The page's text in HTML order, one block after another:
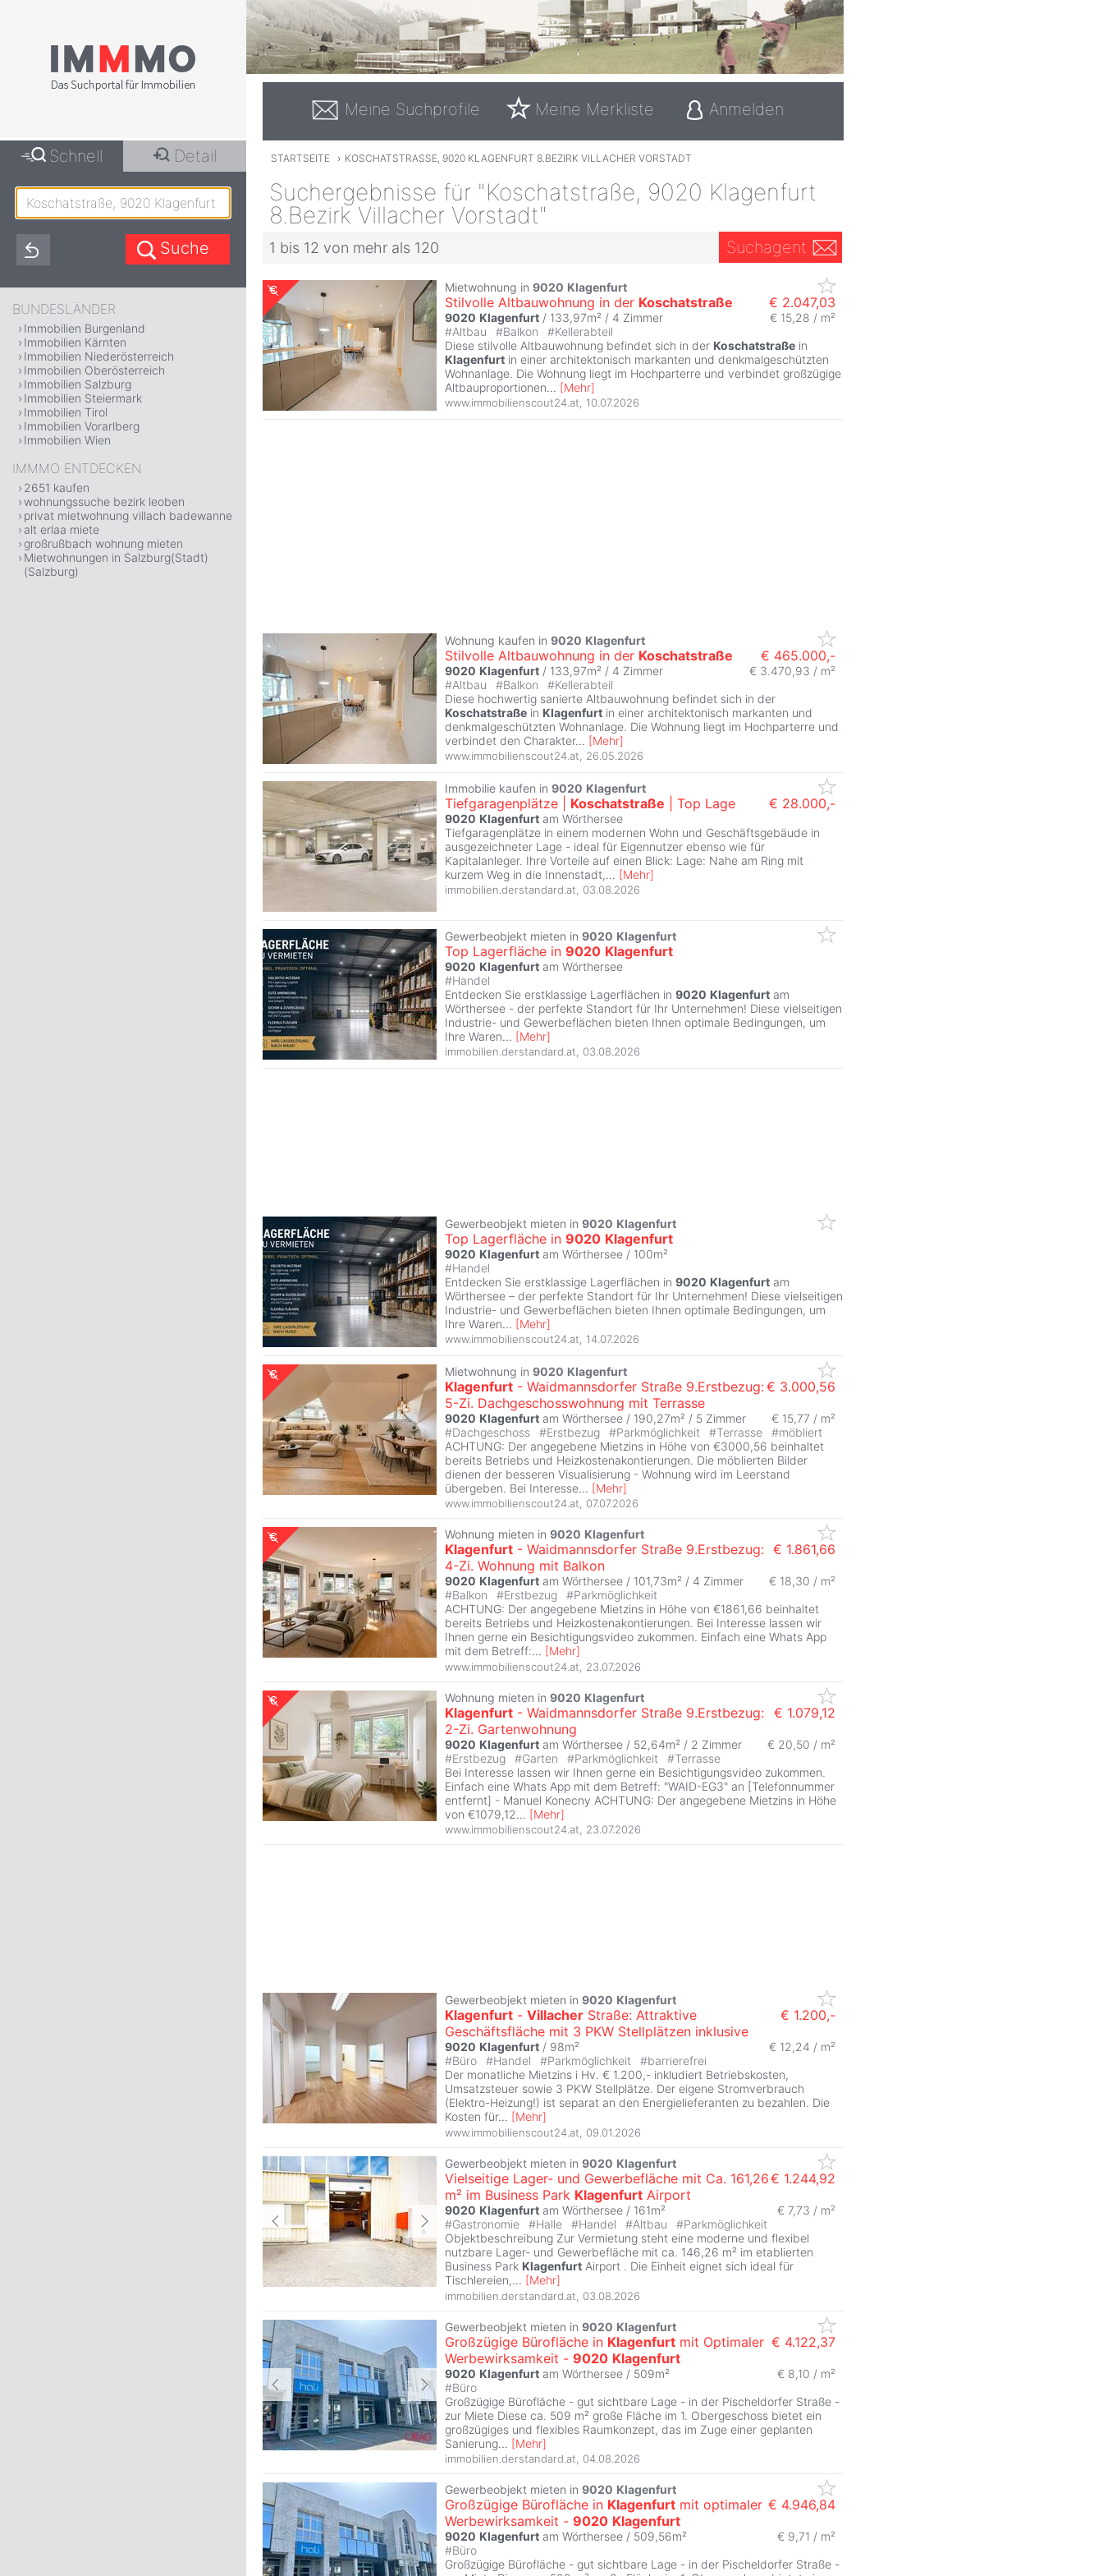
Meine Suchprofile Meine Merkliste Anmelden
STARTSEITE › KOSCHATSTRASSE, 9020 KLAGENFURT 8.BEZIRK VILLACHER VORSTADT
Suchergebnisse für "Koschatstraße, 9020 Klagenfurt
8.Bezirk Villacher Vorstadt"
1 bis 12 von mehr als 120 Suchagent
Mietwohnung in 9020 Klagenfurt
Stilvolle Altbauwohnung in der Koschatstraße € 2.047,03
9020 Klagenfurt / 133,97m² / 4 Zimmer
€ 15,28 / m²
#Altbau #Balkon #Kellerabteil
Diese stilvolle Altbauwohnung befindet sich in der Koschatstraße in
Klagenfurt in einer architektonisch markanten und denkmalgeschützten
Wohnanlage. Die Wohnung liegt im Hochparterre und verbindet großzügige
Altbauproportionen... [Mehr]
www.immobilienscout24.at 10.07.2026
Wohnung kaufen in 9020 Klagenfurt
Stilvolle Altbauwohnung in der Koschatstraße € 465.000,-
9020 Klagenfurt / 133,97m² / 4 Zimmer
€ 3.470,93 / m²
#Altbau #Balkon #Kellerabteil
Diese hochwertig sanierte Altbauwohnung befindet sich in der
Koschatstraße in Klagenfurt in einer architektonisch markanten und
denkmalgeschützten Wohnanlage. Die Wohnung liegt im Hochparterre und
verbindet den Charakter... [Mehr]
www.immobilienscout24.at 26.05.2026
Immobilie kaufen in 9020 Klagenfurt
Tiefgaragenplätze | Koschatstraße | Top Lage € 28.000,-
9020 Klagenfurt am Wörthersee
Tiefgaragenplätze in einem modernen Wohn und Geschäftsgebäude in
ausgezeichneter Lage - ideal für Eigennutzer ebenso wie für
Kapitalanleger. Ihre Vorteile auf einen Blick: Lage: Nahe am Ring mit
kurzem Weg in die Innenstadt,... [Mehr]
immobilien.derstandard.at 03.08.2026
Gewerbeobjekt mieten in 9020 Klagenfurt
Top Lagerfläche in 9020 Klagenfurt
9020 Klagenfurt am Wörthersee
#Handel
Entdecken Sie erstklassige Lagerflächen in 9020 Klagenfurt am
Wörthersee - der perfekte Standort für Ihr Unternehmen! Diese vielseitigen
Industrie- und Gewerbeflächen bieten Ihnen optimale Bedingungen, um
Ihre Waren... [Mehr]
immobilien.derstandard.at 03.08.2026
Gewerbeobjekt mieten in 9020 Klagenfurt
Top Lagerfläche in 9020 Klagenfurt
9020 Klagenfurt am Wörthersee / 100m²
#Handel
Entdecken Sie erstklassige Lagerflächen in 9020 Klagenfurt am
Wörthersee – der perfekte Standort für Ihr Unternehmen! Diese vielseitigen
Industrie- und Gewerbeflächen bieten Ihnen optimale Bedingungen, um
Ihre Waren... [Mehr]
www.immobilienscout24.at 14.07.2026
Mietwohnung in 9020 Klagenfurt
Klagenfurt - Waidmannsdorfer Straße 9.Erstbezug:
5-Zi. Dachgeschosswohnung mit Terrasse
€ 3.000,56
9020 Klagenfurt am Wörthersee / 190,27m² / 5 Zimmer
€ 15,77 / m²
#Dachgeschoss #Erstbezug #Parkmöglichkeit #Terrasse #möbliert
ACHTUNG: Der angegebene Mietzins in Höhe von €3000,56 beinhaltet
bereits Betriebs und Heizkostenakontierungen. Die möblierten Bilder
dienen der besseren Visualisierung - Wohnung wird im Leerstand
übergeben. Bei Interesse... [Mehr]
www.immobilienscout24.at 07.07.2026
Wohnung mieten in 9020 Klagenfurt
Klagenfurt - Waidmannsdorfer Straße 9.Erstbezug:
4-Zi. Wohnung mit Balkon
€ 1.861,66
9020 Klagenfurt am Wörthersee / 101,73m² / 4 Zimmer
€ 18,30 / m²
#Balkon #Erstbezug #Parkmöglichkeit
ACHTUNG: Der angegebene Mietzins in Höhe von €1861,66 beinhaltet
bereits Betriebs und Heizkostenakontierungen. Bei Interesse lassen wir
Ihnen gerne ein Besichtigungsvideo zukommen. Einfach eine Whats App
mit dem Betreff:... [Mehr]
www.immobilienscout24.at 23.07.2026
Wohnung mieten in 9020 Klagenfurt
Klagenfurt - Waidmannsdorfer Straße 9.Erstbezug:
2-Zi. Gartenwohnung
€ 1.079,12
9020 Klagenfurt am Wörthersee / 52,64m² / 2 Zimmer
€ 20,50 / m²
#Erstbezug #Garten #Parkmöglichkeit #Terrasse
Bei Interesse lassen wir Ihnen gerne ein Besichtigungsvideo zukommen.
Einfach eine Whats App mit dem Betreff: "WAID-EG3" an [Telefonnummer
entfernt] - Manuel Konecny ACHTUNG: Der angegebene Mietzins in Höhe
von €1079,12... [Mehr]
www.immobilienscout24.at, 23.07.2026
Gewerbeobjekt mieten in 9020 Klagenfurt
Klagenfurt - Villacher Straße: Attraktive
Geschäftsfläche mit 3 PKW Stellplätzen inklusive
€ 1.200,-
9020 Klagenfurt / 98m²
€ 12,24 / m²
#Büro #Handel #Parkmöglichkeit #barrierefrei
Der monatliche Mietzins i Hv. € 1.200,- inkludiert Betriebskosten,
Umsatzsteuer sowie 3 PKW Stellplätze. Der eigene Stromverbrauch
(Elektro-Heizung!) ist separat an den Energielieferanten zu bezahlen. Die
Kosten für... [Mehr]
www.immobilienscout24.at 09.01.2026
Gewerbeobjekt mieten in 9020 Klagenfurt
Vielseitige Lager- und Gewerbefläche mit Ca. 161,26
m² im Business Park Klagenfurt Airport
€ 1.244,92
9020 Klagenfurt am Wörthersee / 161m² € 7,73 / m²
#Gastronomie #Halle #Handel #Altbau #Parkmöglichkeit
Objektbeschreibung Zur Vermietung steht eine moderne und flexibel
nutzbare Lager- und Gewerbefläche mit ca. 146,26 m² im etablierten
Business Park Klagenfurt Airport . Die Einheit eignet sich ideal für
Tischlereien,... [Mehr]
immobilien.derstandard.at 03.08.2026
Gewerbeobjekt mieten in 9020 Klagenfurt
Großzügige Bürofläche in Klagenfurt mit Optimaler
Werbewirksamkeit - 9020 Klagenfurt
€ 4.122,37
9020 Klagenfurt am Wörthersee / 509m² € 8,10 / m²
#Büro
Großzügige Bürofläche - gut sichtbare Lage - in der Pischeldorfer Straße -
zur Miete Diese ca. 509 m² große Fläche im 1. Obergeschoss bietet ein
großzügiges und flexibles Raumkonzept, das im Zuge einer geplanten
Sanierung... [Mehr]
immobilien.derstandard.at 04.08.2026
Gewerbeobjekt mieten in 9020 Klagenfurt
Großzügige Bürofläche in Klagenfurt mit optimaler
Werbewirksamkeit - 9020 Klagenfurt
€ 4.946,84
9020 Klagenfurt am Wörthersee / 509,56m²
€ 9,71 / m²
#Büro
Großzügige Bürofläche - gut sichtbare Lage - in der Pischeldorfer Straße -
Schnell Detail
BUNDESLÄNDER
Immobilien Burgenland
Immobilien Kärnten
Immobilien Niederösterreich
Immobilien Oberösterreich
Immobilien Salzburg
Immobilien Steiermark
Immobilien Tirol
Immobilien Vorarlberg
Immobilien Wien
IMMMO ENTDECKEN
2651 kaufen
wohnungssuche bezirk leoben
privat mietwohnung villach badewanne
alt erlaa miete
großrußbach wohnung mieten
Mietwohnungen in Salzburg(Stadt)
(Salzburg)